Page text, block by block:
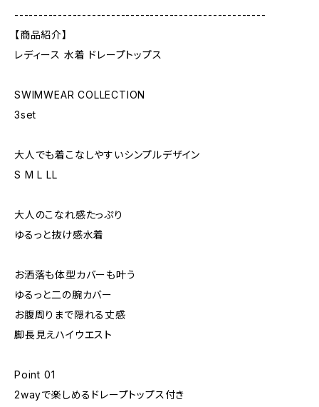
----------------------------------------------------
【商品紹介】
レディース 水着 ドレープトップス
SWIMWEAR COLLECTION
3set
大人でも着こなしやすいシンプルデザイン
S M L LL
大人のこなれ感たっぷり
ゆるっと抜け感水着
お洒落も体型カバーも叶う
ゆるっと二の腕カバー
お腹周りまで隠れる丈感
脚長見えハイウエスト
Point 01
2wayで楽しめるドレープトップス付き